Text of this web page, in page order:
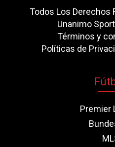
Todos Los Derechos
Unanimo
Términos y
Políticas de
Premier